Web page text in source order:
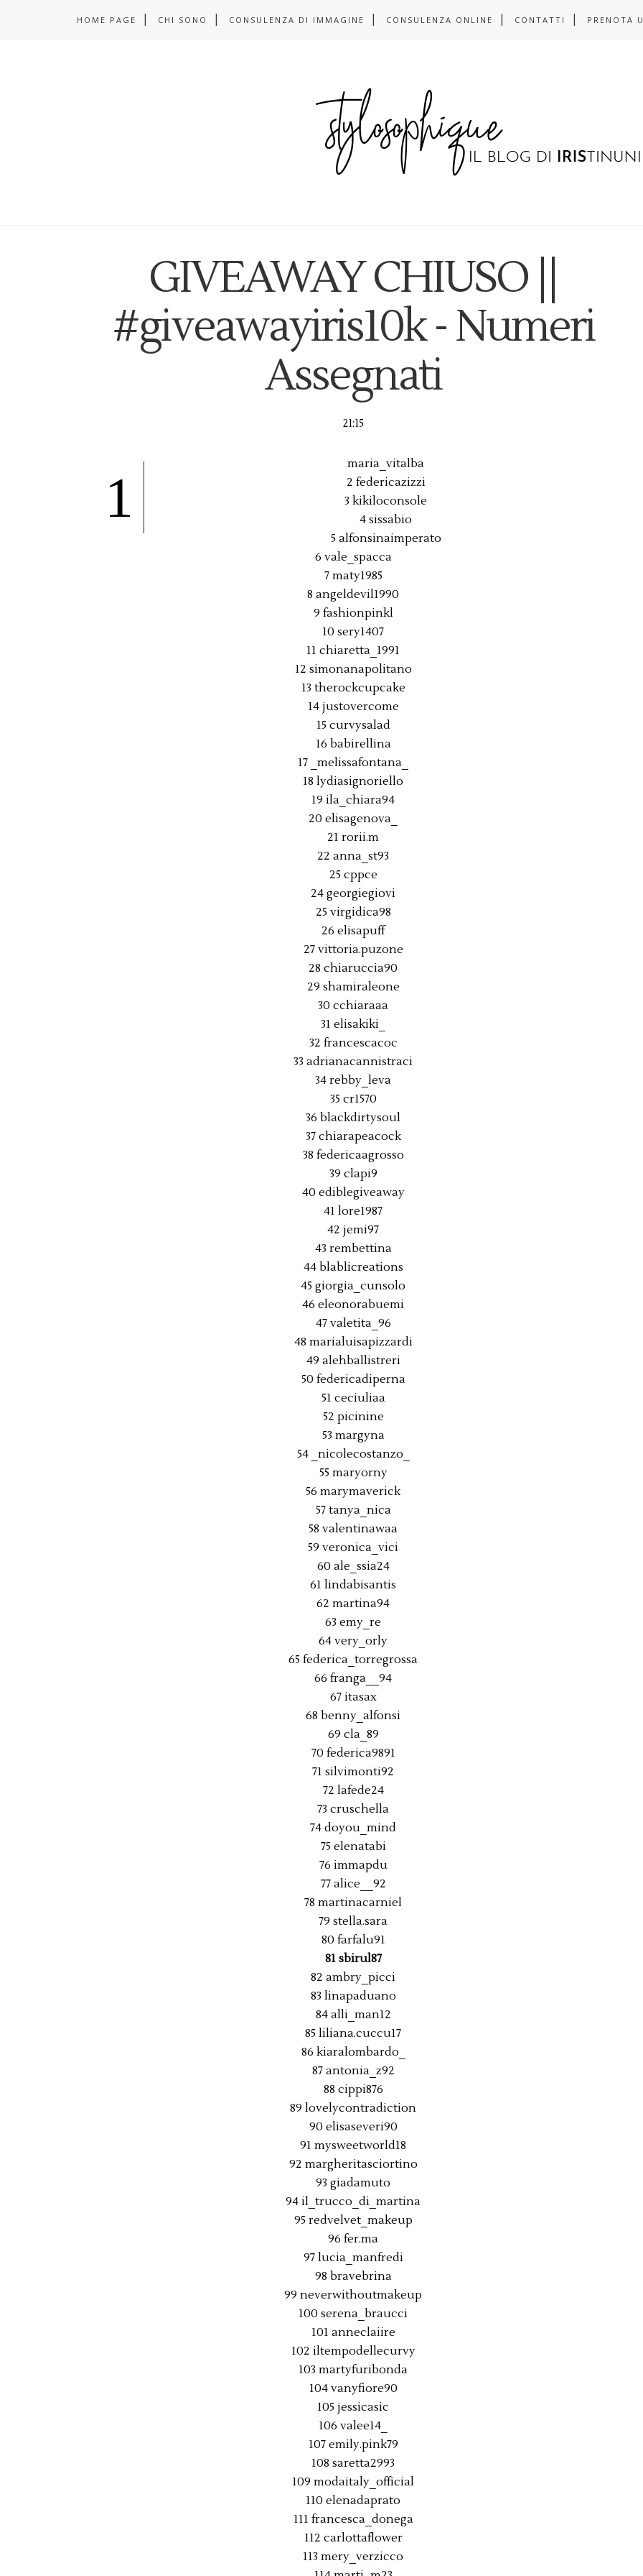
HOME PAGE CHI SONO CONSULENZA DI IMMAGINE CONSULENZA ONLINE CONTATTI PRENOTA
GIVEAWAY CHIUSO ||
#giveawayiris10k - Numeri
Assegnati
21:15
1
maria_vitalba
2 federicazizzi
3 kikiloconsole
4 sissabio
5 alfonsinaimperato
6 vale_spacca
7 maty1985
8 angeldevil1990
9 fashionpinkl
10 sery1407
11 chiaretta_1991
12 simonanapolitano
13 therockcupcake
14 justovercome
15 curvysalad
16 babirellina
17 _melissafontana_
18 lydiasignoriello
19 ila_chiara94
20 elisagenova_
21 rorii.m
22 anna_st93
25 cppce
24 georgiegiovi
25 virgidica98
26 elisapuff
27 vittoria.puzone
28 chiaruccia90
29 shamiraleone
30 cchiaraaa
31 elisakiki_
32 francescacoc
33 adrianacannistraci
34 rebby_leva
35 cr1570
36 blackdirtysoul
37 chiarapeacock
38 federicaagrosso
39 clapi9
40 ediblegiveaway
41 lore1987
42 jemi97
43 rembettina
44 blablicreations
45 giorgia_cunsolo
46 eleonorabuemi
47 valetita_96
48 marialuisapizzardi
49 alehballistreri
50 federicadiperna
51 ceciuliaa
52 picinine
53 margyna
54 _nicolecostanzo_
55 maryorny
56 marymaverick
57 tanya_nica
58 valentinawaa
59 veronica_vici
60 ale_ssia24
61 lindabisantis
62 martina94
63 emy_re
64 very_orly
65 federica_torregrossa
66 franga__94
67 itasax
68 benny_alfonsi
69 cla_89
70 federica9891
71 silvimonti92
72 lafede24
73 cruschella
74 doyou_mind
75 elenatabi
76 immapdu
77 alice__92
78 martinacarniel
79 stella.sara
80 farfalu91
81 sbirul87
82 ambry_picci
83 linapaduano
84 alli_man12
85 liliana.cuccu17
86 kiaralombardo_
87 antonia_z92
88 cippi876
89 lovelycontradiction
90 elisaseveri90
91 mysweetworld18
92 margheritasciortino
93 giadamuto
94 il_trucco_di_martina
95 redvelvet_makeup
96 fer.ma
97 lucia_manfredi
98 bravebrina
99 neverwithoutmakeup
100 serena_braucci
101 anneclaiire
102 iltempodellecurvy
103 martyfuribonda
104 vanyfiore90
105 jessicasic
106 valee14_
107 emily.pink79
108 saretta2993
109 modaitaly_official
110 elenadaprato
111 francesca_donega
112 carlottaflower
113 mery_verzicco